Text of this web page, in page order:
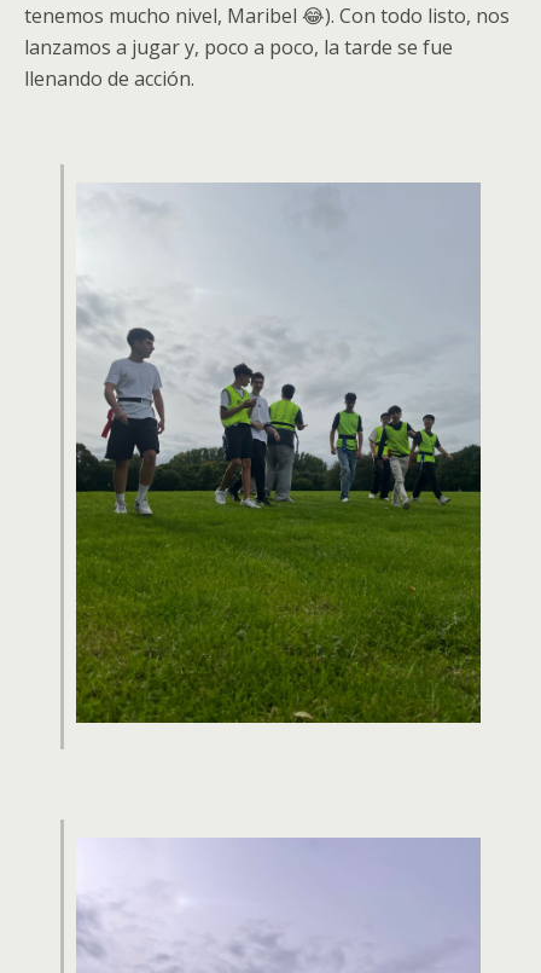
tenemos mucho nivel, Maribel 😂). Con todo listo, nos
lanzamos a jugar y, poco a poco, la tarde se fue
llenando de acción.